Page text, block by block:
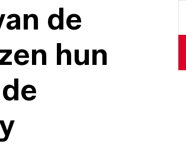
de
hun